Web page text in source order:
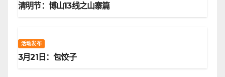
清明节：博山13线之山寨篇
活动发布
3月21日：包饺子